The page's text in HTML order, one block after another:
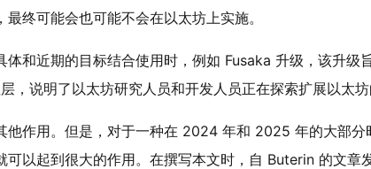
终可能会也可能不会在以太坊上实施。
体和近期的目标结合使用时，例如 Fusaka 升级，该升级
，说明了以太坊研究人员和开发人员正在探索扩展以太坊
他作用。但是，对于一种在 2024 年和 2025 年的大部分
可以起到很大的作用。在撰写本文时，自 Buterin 的文章